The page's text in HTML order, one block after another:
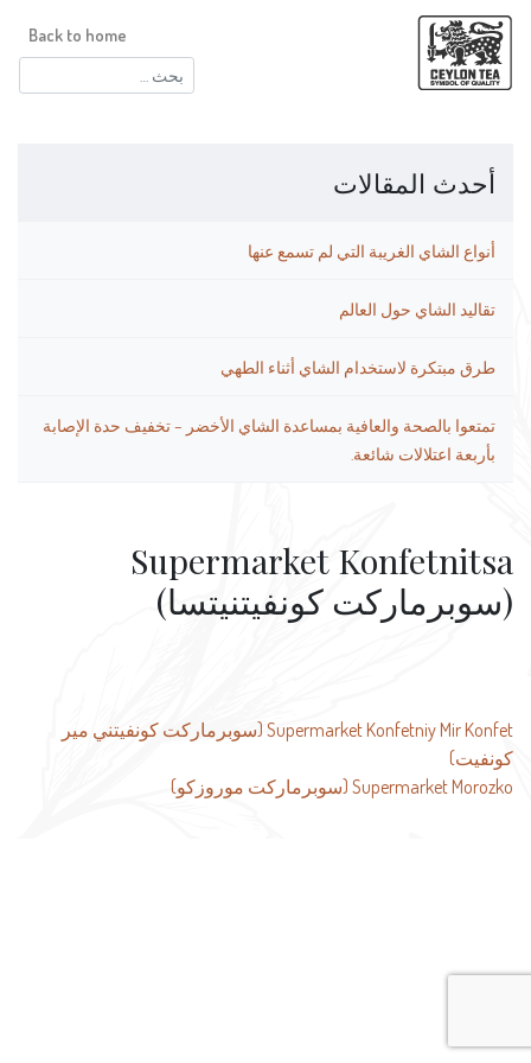
البحث
عن:
Back to home
أحدث المقالات
أنواع الشاي الغريبة التي لم تسمع عنها
تقاليد الشاي حول العالم
طرق مبتكرة لاستخدام الشاي أثناء الطهي
تمتعوا بالصحة والعافية بمساعدة الشاي الأخضر – تخفيف حدة الإصابة
بأربعة اعتلالات شائعة.
Supermarket Konfetnitsa
(سوبرماركت كونفيتنيتسا)
تصفّح
المقالات
Supermarket Konfetniy Mir Konfet (سوبرماركت كونفيتني مير
كونفيت)
Supermarket Morozko (سوبرماركت موروزكو)